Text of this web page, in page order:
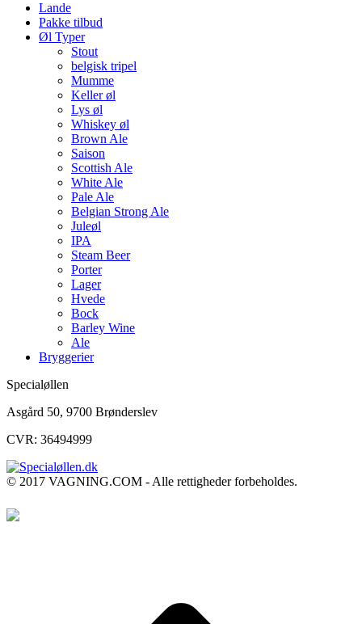
Lande
Pakke tilbud
Øl Typer
Stout
belgisk tripel
Mumme
Keller øl
Lys øl
Whiskey øl
Brown Ale
Saison
Scottish Ale
White Ale
Pale Ale
Belgian Strong Ale
Juleøl
IPA
Steam Beer
Porter
Lager
Hvede
Bock
Barley Wine
Ale
Bryggerier
Specialøllen
Asgård 50, 9700 Brønderslev
CVR: 36494999
© 2017 VAGNING.COM - Alle rettigheder forbeholdes.